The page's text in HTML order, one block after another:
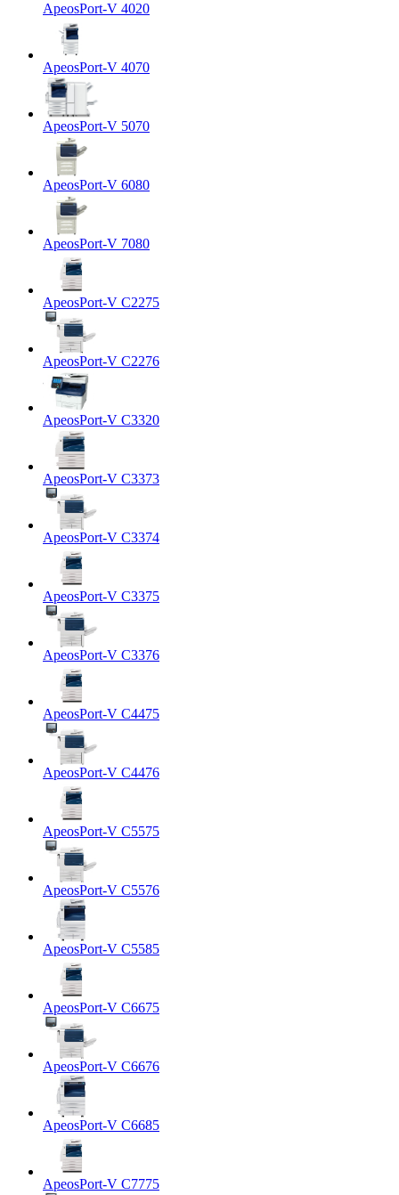
ApeosPort-V 4020
ApeosPort-V 4070
ApeosPort-V 5070
ApeosPort-V 6080
ApeosPort-V 7080
ApeosPort-V C2275
ApeosPort-V C2276
ApeosPort-V C3320
ApeosPort-V C3373
ApeosPort-V C3374
ApeosPort-V C3375
ApeosPort-V C3376
ApeosPort-V C4475
ApeosPort-V C4476
ApeosPort-V C5575
ApeosPort-V C5576
ApeosPort-V C5585
ApeosPort-V C6675
ApeosPort-V C6676
ApeosPort-V C6685
ApeosPort-V C7775